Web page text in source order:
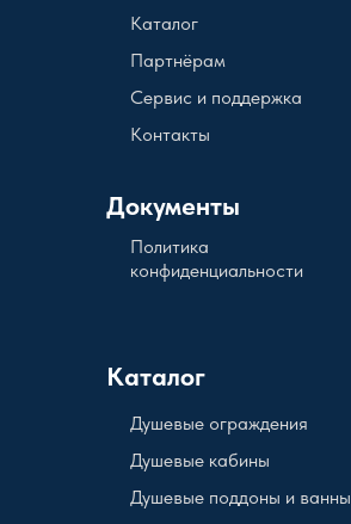
Документы
Каталог
Политика
конфиденциальности
Партнёрам
Сервис и поддержка
Контакты
Каталог
Душевые кабины
Душевые поддоны и ванны
Душевые ограждения